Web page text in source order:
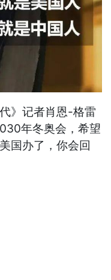
》记者肖恩-格雷
年冬奥会，希望
国办了，你会回